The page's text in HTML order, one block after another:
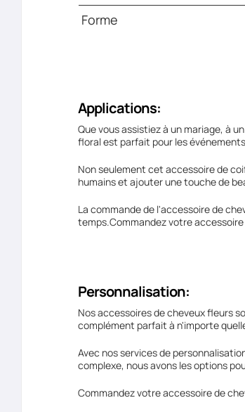
Forme
Applications:
Que vous assistiez à un mariage, à
floral est parfait pour les
Non seulement cet accessoire de
humains et ajouter une touche de
La commande de l'accessoire de
temps.Commandez votre
Personnalisation:
Nos accessoires de cheveux fleurs
complément parfait à n'importe
Avec nos services de
complexe, nous avons les options
Commandez votre accessoire de